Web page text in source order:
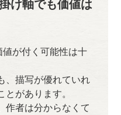
け軸でも価値は
が付く可能性は十
、描写が優れていれ
があります。
作者は分からなくて